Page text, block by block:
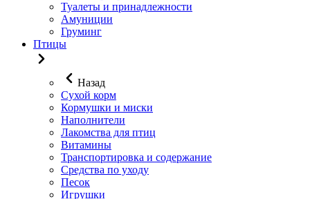
Туалеты и принадлежности
Амуниции
Груминг
Птицы
Назад
Сухой корм
Кормушки и миски
Наполнители
Лакомства для птиц
Витамины
Транспортировка и содержание
Средства по уходу
Песок
Игрушки